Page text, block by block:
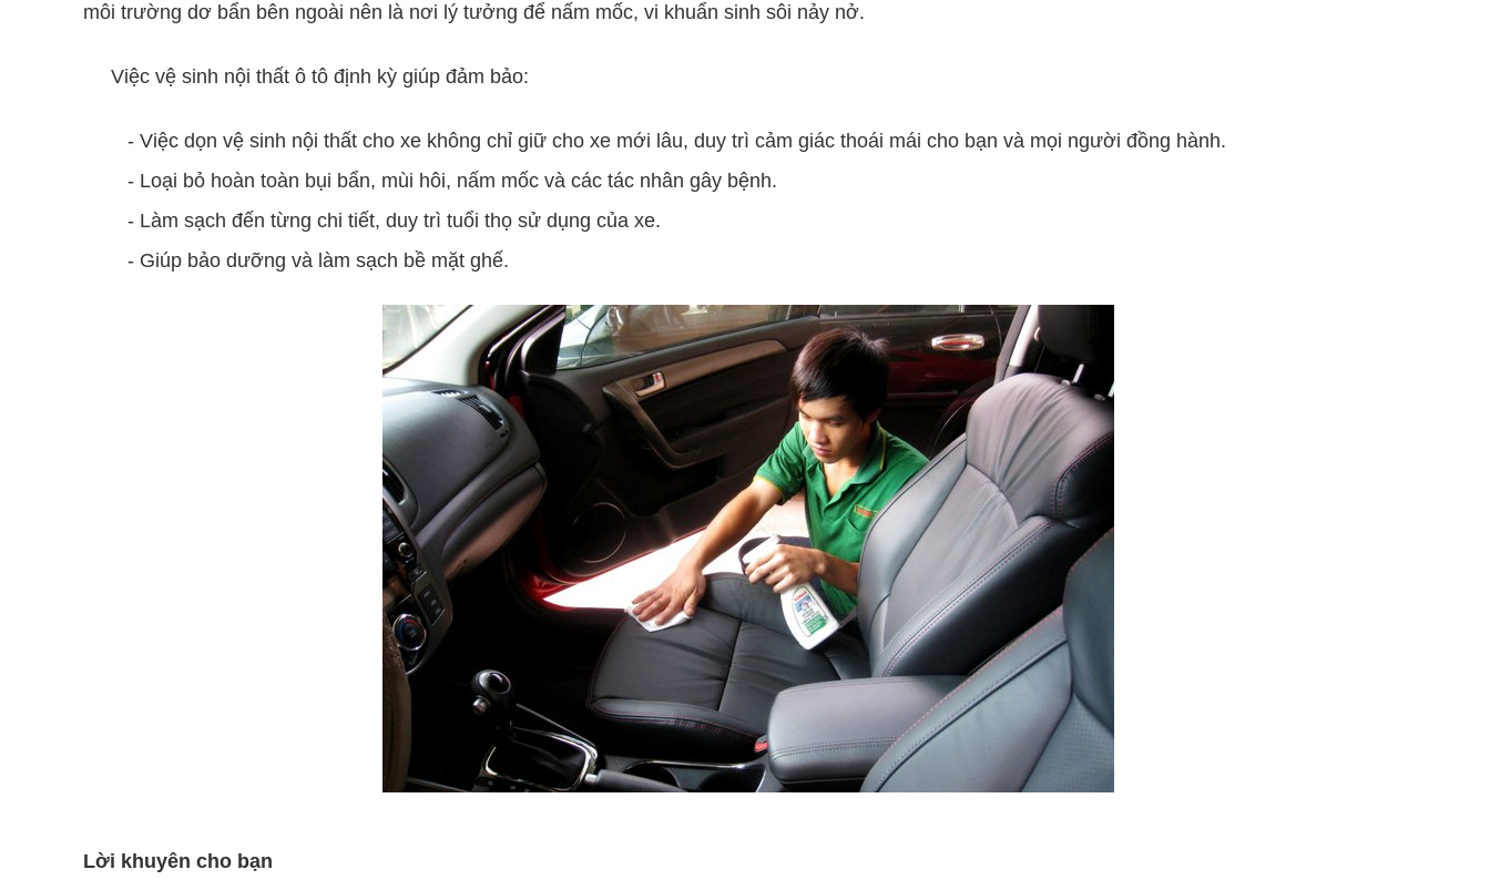
môi trường dơ bẩn bên ngoài nên là nơi lý tưởng để nấm mốc, vi khuẩn sinh sôi nảy nở.
Việc vệ sinh nội thất ô tô định kỳ giúp đảm bảo:
- Việc dọn vệ sinh nội thất cho xe không chỉ giữ cho xe mới lâu, duy trì cảm giác thoái mái cho bạn và mọi người đồng hành.
- Loại bỏ hoàn toàn bụi bẩn, mùi hôi, nấm mốc và các tác nhân gây bệnh.
- Làm sạch đến từng chi tiết, duy trì tuổi thọ sử dụng của xe.
- Giúp bảo dưỡng và làm sạch bề mặt ghế.
Lời khuyên cho bạn